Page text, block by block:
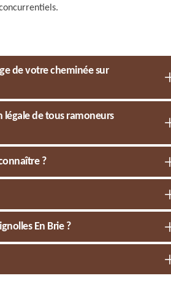
de votre cheminée sur
légale de tous ramoneurs
?
En Brie ?